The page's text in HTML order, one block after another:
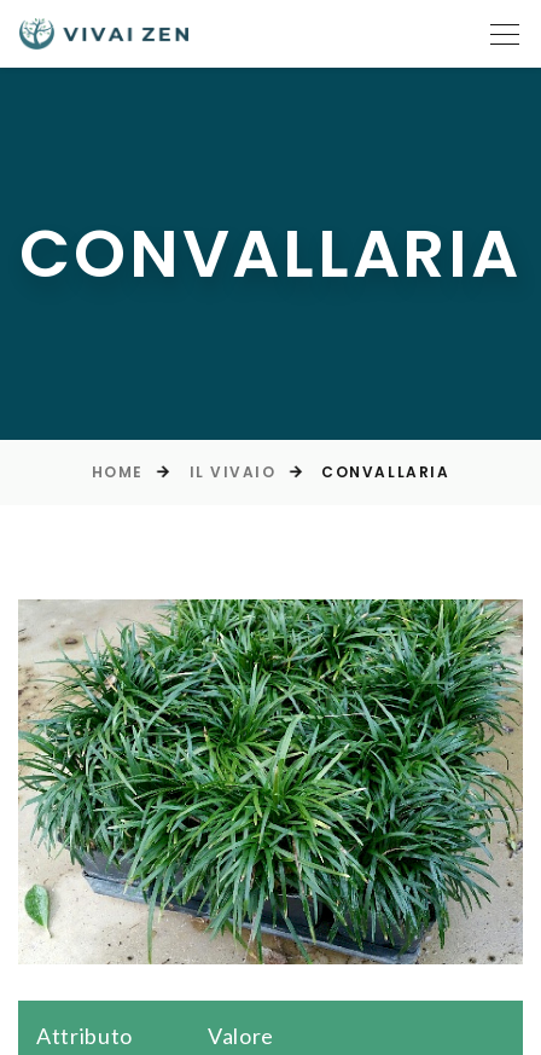
CONVALLARIA
HOME IL VIVAIO CONVALLARIA
Attributo Valore